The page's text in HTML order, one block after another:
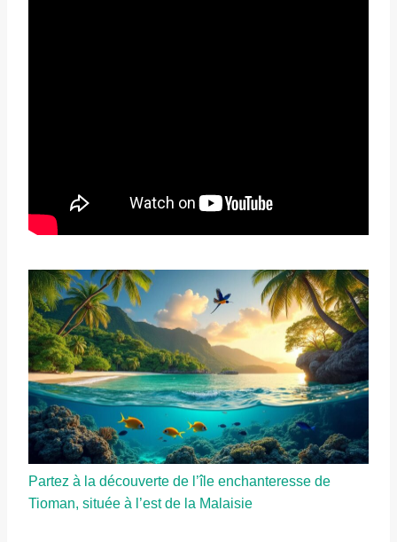
Partez à la découverte de l’île enchanteresse de
Tioman, située à l’est de la Malaisie